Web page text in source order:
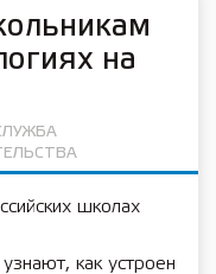
на
школах
как устроен